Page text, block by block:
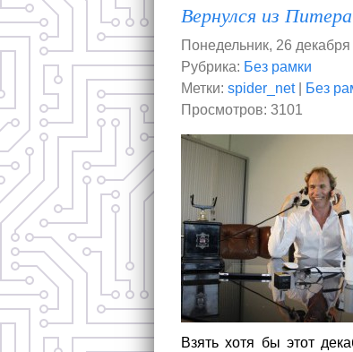
Вернулся из
Понедельник, 26 декабря
Рубрика: Без рамки
Метки: spider_net| Без
Просмотров: 3101
Взять хотя бы этот